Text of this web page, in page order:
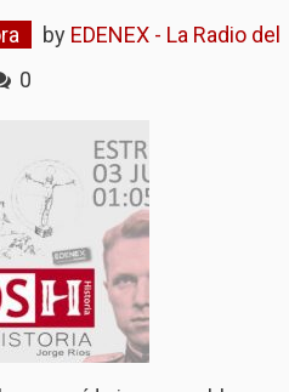
by EDENEX - La Radio del
0